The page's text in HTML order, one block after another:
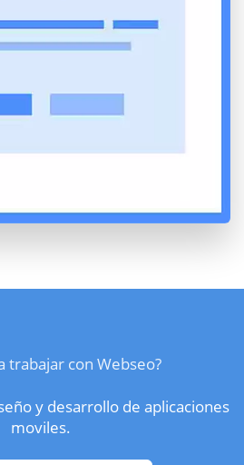
trabajar con Webseo?
y desarrollo de aplicaciones
moviles.